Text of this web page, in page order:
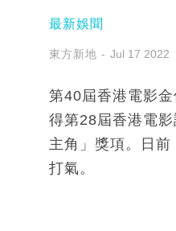
最新娛聞
東方新地 Jul 17 2022
第40屆香港電影
得第28屆香港電
主角」獎項。日前
打氣。